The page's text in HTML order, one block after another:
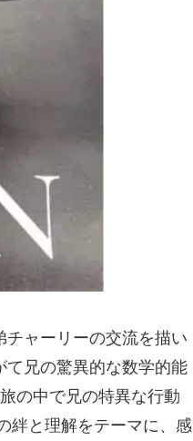
チャーリーの交流を描い
て兄の驚異的な数学的能
の中で兄の特異な行動
絆と理解をテーマに、感